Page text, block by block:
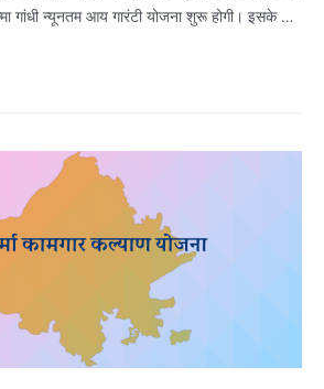
गांधी न्यूनतम आय गारंटी योजना शुरू होगी। इसके …